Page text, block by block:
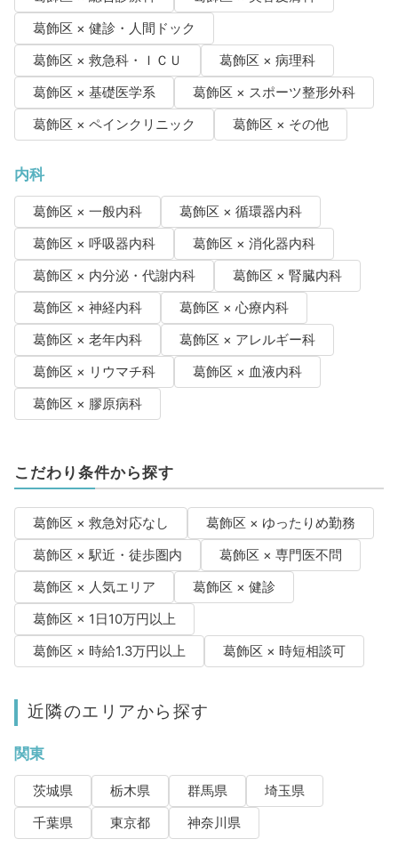
葛飾区 × 健診・人間ドック
葛飾区 × 救急科・ＩＣＵ
葛飾区 × 病理科
葛飾区 × 基礎医学系
葛飾区 × スポーツ整形外科
葛飾区 × ペインクリニック
葛飾区 × その他
内科
葛飾区 × 一般内科
葛飾区 × 循環器内科
葛飾区 × 呼吸器内科
葛飾区 × 消化器内科
葛飾区 × 内分泌・代謝内科
葛飾区 × 腎臓内科
葛飾区 × 神経内科
葛飾区 × 心療内科
葛飾区 × 老年内科
葛飾区 × アレルギー科
葛飾区 × リウマチ科
葛飾区 × 血液内科
葛飾区 × 膠原病科
こだわり条件から探す
葛飾区 × 救急対応なし
葛飾区 × ゆったりめ勤務
葛飾区 × 駅近・徒歩圏内
葛飾区 × 専門医不問
葛飾区 × 人気エリア
葛飾区 × 健診
葛飾区 × 1日10万円以上
葛飾区 × 時給1.3万円以上
葛飾区 × 時短相談可
近隣のエリアから探す
関東
茨城県 栃木県 群馬県
埼玉県
千葉県
東京都 神奈川県